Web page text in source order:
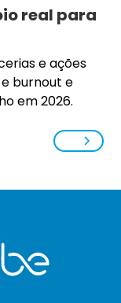
real para
e ações
burnout e
em 2026.